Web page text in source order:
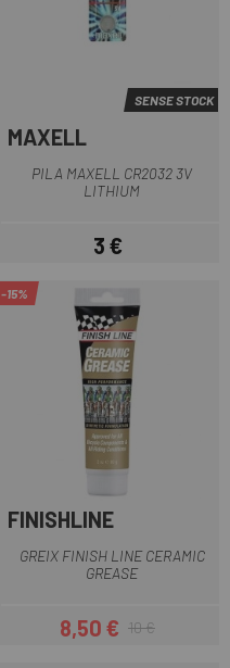
SENSE STOCK
MAXELL
PILA MAXELL CR2032 3V
LITHIUM
Preu
3 €
-15%
FINISHLINE
GREIX FINISH LINE CERAMIC
GREASE
Preu
8,50 €Preu regular
10 €